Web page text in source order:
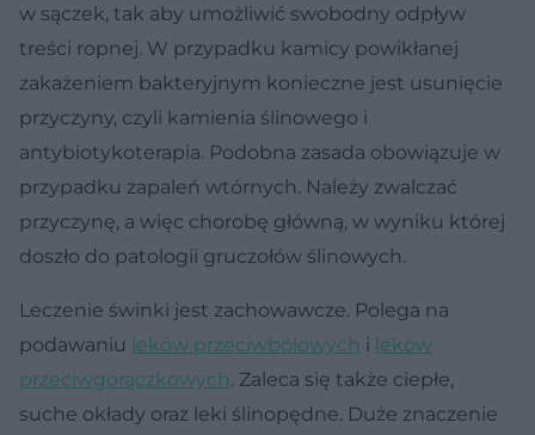
w sączek, tak aby umożliwić swobodny odpływ
treści ropnej. W przypadku kamicy powikłanej
zakażeniem bakteryjnym konieczne jest usunięcie
przyczyny, czyli kamienia ślinowego i
antybiotykoterapia. Podobna zasada obowiązuje w
przypadku zapaleń wtórnych. Należy zwalczać
przyczynę, a więc chorobę główną, w wyniku której
doszło do patologii gruczołów ślinowych.
Leczenie świnki jest zachowawcze. Polega na
podawaniu leków przeciwbólowych i leków
przeciwgorączkowych. Zaleca się także ciepłe,
suche okłady oraz leki ślinopędne. Duże znaczenie